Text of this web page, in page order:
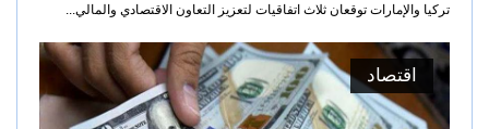
تركيا والإمارات توقعان ثلاث اتفاقيات لتعزيز التعاون الاقتصادي والمالي...
اقتصاد